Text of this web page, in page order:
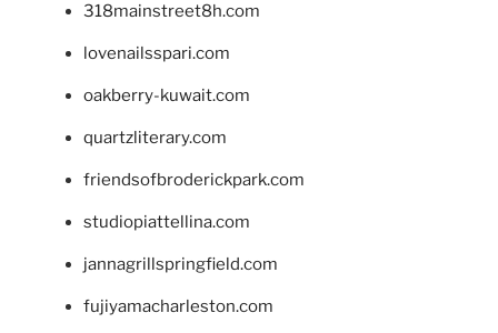
318mainstreet8h.com
lovenailsspari.com
oakberry-kuwait.com
quartzliterary.com
friendsofbroderickpark.com
studiopiattellina.com
jannagrillspringfield.com
fujiyamacharleston.com